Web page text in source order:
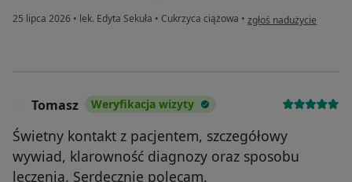
25 lipca 2026 • lek. Edyta Sekuła • Cukrzyca ciążowa • w opinii użytkownika
zgłoś nadużycie
Tomasz Weryfikacja wizyty
Świetny kontakt z pacjentem, szczegółowy
wywiad, klarowność diagnozy oraz sposobu
leczenia. Serdecznie polecam.